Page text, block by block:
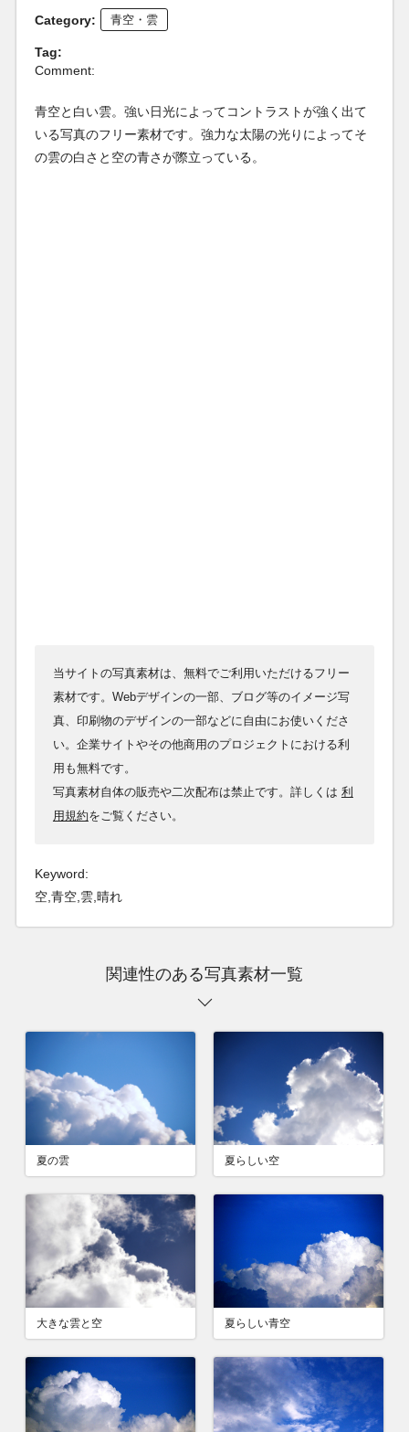
Category: 青空・雲
Tag:
Comment:
青空と白い雲。強い日光によってコントラストが強く出て
いる写真のフリー素材です。強力な太陽の光りによってそ
の雲の白さと空の青さが際立っている。
当サイトの写真素材は、無料でご利用いただけるフリー
素材です。Webデザインの一部、ブログ等のイメージ写
真、印刷物のデザインの一部などに自由にお使いくださ
い。企業サイトやその他商用のプロジェクトにおける利
用も無料です。
写真素材自体の販売や二次配布は禁止です。詳しくは 利
用規約をご覧ください。
Keyword:
空,青空,雲,晴れ
関連性のある写真素材一覧
夏の雲 夏らしい空
大きな雲と空 夏らしい青空